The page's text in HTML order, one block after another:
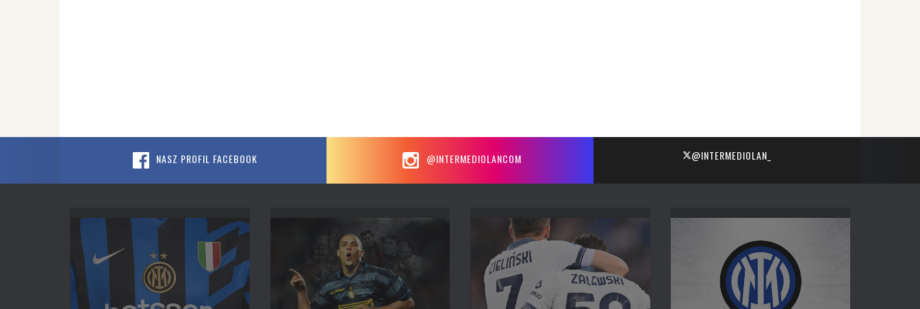
NASZ PROFIL FACEBOOK @INTERMEDIOLANCOM @INTERMEDIOLAN_